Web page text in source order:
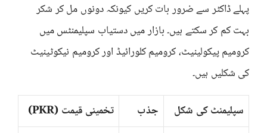
پہلے ڈاکٹر سے ضرور بات کریں کیونکہ دونوں مل کر شکر
بہت کم کر سکتے ہیں۔ بازار میں دستیاب سپلیمنٹس میں
کرومیم پیکولینیٹ، کرومیم کلورائیڈ اور کرومیم نیکوٹینیٹ
کی شکلیں ہیں۔
سپلیمنٹ کی شکل جذب تخمینی قیمت (PKR)